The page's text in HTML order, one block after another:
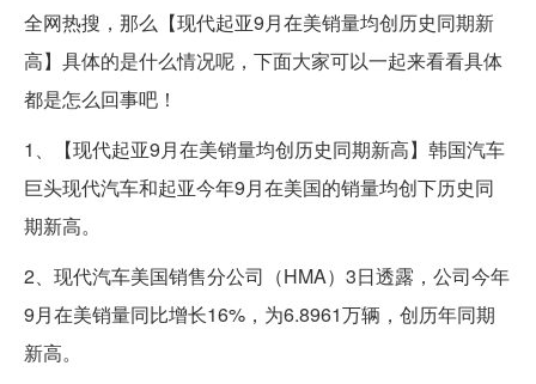
全网热搜，那么【现代起亚9月在美销量均创历史同期新
高】具体的是什么情况呢，下面大家可以一起来看看具体
都是怎么回事吧！
1、【现代起亚9月在美销量均创历史同期新高】韩国汽车
巨头现代汽车和起亚今年9月在美国的销量均创下历史同
期新高。
2、现代汽车美国销售分公司（HMA）3日透露，公司今年
9月在美销量同比增长16%，为6.8961万辆，创历年同期
新高。